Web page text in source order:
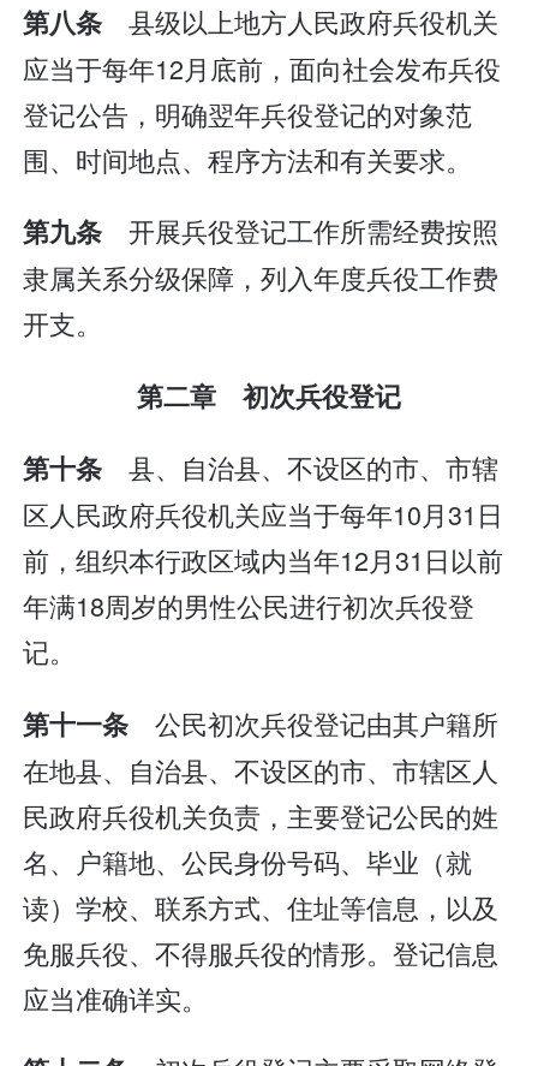
第八条县级以上地方人民政府兵役机关
应当于每年12月底前，面向社会发布兵役
登记公告，明确翌年兵役登记的对象范
围、时间地点、程序方法和有关要求。
第九条开展兵役登记工作所需经费按照
隶属关系分级保障，列入年度兵役工作费
开支。
第二章 初次兵役登记
第十条县、自治县、不设区的市、市辖
区人民政府兵役机关应当于每年10月31日
前，组织本行政区域内当年12月31日以前
年满18周岁的男性公民进行初次兵役登
记。
第十一条公民初次兵役登记由其户籍所
在地县、自治县、不设区的市、市辖区人
民政府兵役机关负责，主要登记公民的姓
名、户籍地、公民身份号码、毕业（就
读）学校、联系方式、住址等信息，以及
免服兵役、不得服兵役的情形。登记信息
应当准确详实。